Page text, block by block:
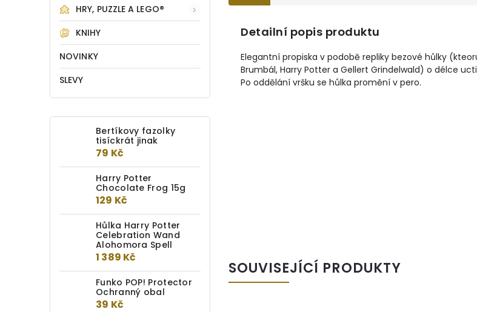
HRY, PUZZLE A LEGO®
KNIHY
NOVINKY
SLEVY
Bertíkovy fazolky
tisíckrát jinak
79 Kč
Harry Potter
Chocolate Frog 15g
129 Kč
Hůlka Harry Potter
Celebration Wand
Alohomora Spell
1 389 Kč
Funko POP! Protector
Ochranný obal
39 Kč
Detailní popis produktu
Elegantní propiska v podobě repliky bezové hůlky
Brumbál, Harry Potter a Gellert Grindelwald) o délce
Po oddělání vršku se hůlka promění v pero.
SOUVISEJÍCÍ PRODUKTY